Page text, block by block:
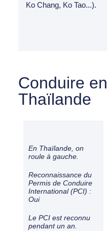
Ko Chang, Ko Tao...).
Conduire en
Thaïlande
En Thaïlande, on
roule à gauche.
Reconnaissance du
Permis de Conduire
International (PCI) :
Oui
Le PCI est reconnu
pendant un an.